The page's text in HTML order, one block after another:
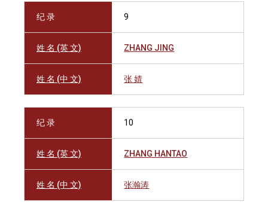
纪 录 9
姓 名 (英 文) ZHANG JING
姓 名 (中 文) 张 婧
纪 录 10
姓 名 (英 文) ZHANG HANTAO
姓 名 (中 文) 张瀚涛